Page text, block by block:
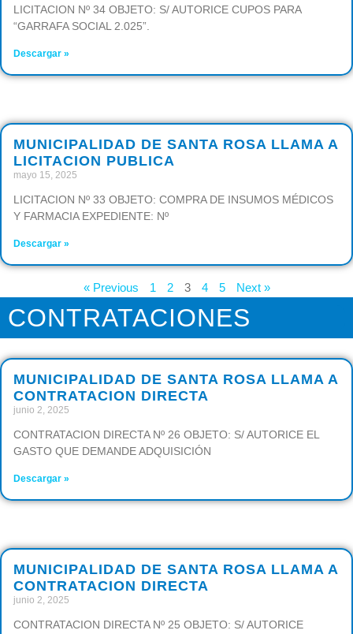
LICITACION Nº 34 OBJETO: S/ AUTORICE CUPOS PARA
“GARRAFA SOCIAL 2.025”.
Descargar »
MUNICIPALIDAD DE SANTA ROSA LLAMA A
LICITACION PUBLICA
mayo 15, 2025
LICITACION Nº 33 OBJETO: COMPRA DE INSUMOS MÉDICOS
Y FARMACIA EXPEDIENTE: Nº
Descargar »
« Previous 1 2 3 4 5 Next »
CONTRATACIONES
MUNICIPALIDAD DE SANTA ROSA LLAMA A
CONTRATACION DIRECTA
junio 2, 2025
CONTRATACION DIRECTA Nº 26 OBJETO: S/ AUTORICE EL
GASTO QUE DEMANDE ADQUISICIÓN
Descargar »
MUNICIPALIDAD DE SANTA ROSA LLAMA A
CONTRATACION DIRECTA
junio 2, 2025
CONTRATACION DIRECTA Nº 25 OBJETO: S/ AUTORICE